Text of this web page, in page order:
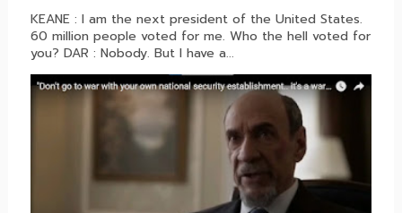
KEANE : I am the next president of the United States.
60 million people voted for me. Who the hell voted for
you? DAR : Nobody. But I have a...